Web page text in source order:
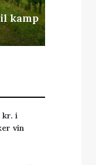
kamp
kr. i
vin